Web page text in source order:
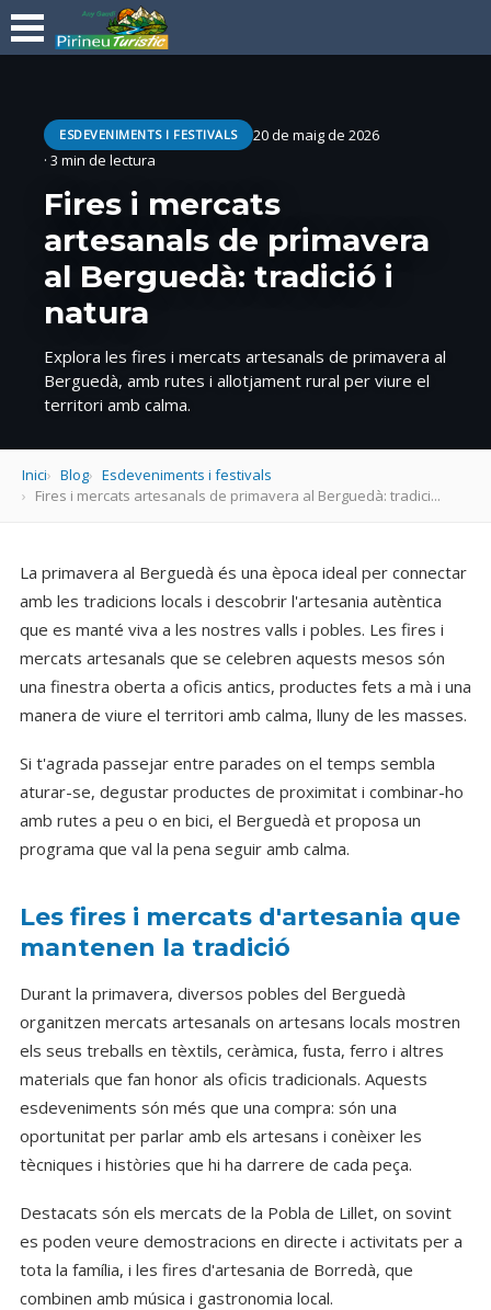
ESDEVENIMENTS I FESTIVALS
20 de maig de 2026
· 3 min de lectura
Fires i mercats
artesanals de primavera
al Berguedà: tradició i
natura
Explora les fires i mercats artesanals de primavera al
Berguedà, amb rutes i allotjament rural per viure el
territori amb calma.
Inici Blog
Esdeveniments i festivals
Fires i mercats artesanals de primavera al Berguedà: tradici...
La primavera al Berguedà és una època ideal per connectar
amb les tradicions locals i descobrir l'artesania autèntica
que es manté viva a les nostres valls i pobles. Les fires i
mercats artesanals que se celebren aquests mesos són
una finestra oberta a oficis antics, productes fets a mà i una
manera de viure el territori amb calma, lluny de les masses.
Si t'agrada passejar entre parades on el temps sembla
aturar-se, degustar productes de proximitat i combinar-ho
amb rutes a peu o en bici, el Berguedà et proposa un
programa que val la pena seguir amb calma.
Les fires i mercats d'artesania que
mantenen la tradició
Durant la primavera, diversos pobles del Berguedà
organitzen mercats artesanals on artesans locals mostren
els seus treballs en tèxtils, ceràmica, fusta, ferro i altres
materials que fan honor als oficis tradicionals. Aquests
esdeveniments són més que una compra: són una
oportunitat per parlar amb els artesans i conèixer les
tècniques i històries que hi ha darrere de cada peça.
Destacats són els mercats de la Pobla de Lillet, on sovint
es poden veure demostracions en directe i activitats per a
tota la família, i les fires d'artesania de Borredà, que
combinen amb música i gastronomia local.